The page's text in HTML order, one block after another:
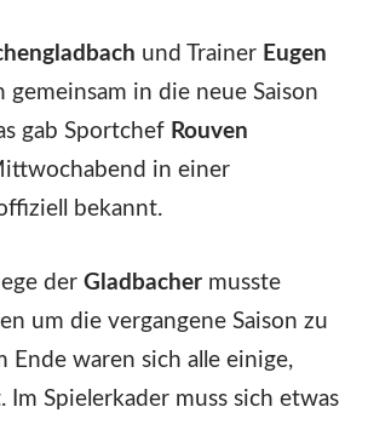
und Trainer Eugen
gemeinsam in die neue Saison
gab Sportchef Rouven
in einer
bekannt.
der Gladbacher musste
um die vergangene Saison zu
Ende waren sich alle einige,
Im Spielerkader muss sich etwas